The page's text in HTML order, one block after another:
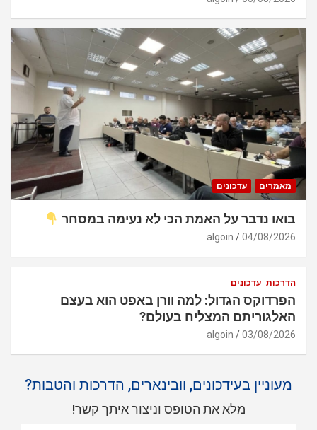
מאמרים עדכונים
בואו נדבר על האמת הכי לא נעימה במסחר
04/08/2026
algoin
הדרכות עדכונים
הפרדוקס הגדול: למה וורן באפט הוא בעצם
האלגוריתם המצליח בעולם?
03/08/2026
algoin
מעוניין בעידכונים, וובינארים, הדרכות והטבות?
מלא את הטופס וניצור איתך קשר!